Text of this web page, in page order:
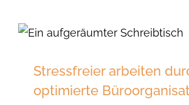
Stressfreier arbeiten
optimierte